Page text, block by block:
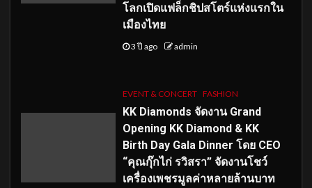
โลกเปิดแฟล็กชิปสโตร์แห่งแรกใน
เมืองไทย
3 ปี ago admin
EVENT & CONCERT FASHION
KK Diamonds จัดงาน Grand
Opening KK Diamond & KK
Birth Day Gala Dinner โดย CEO
“คุณกุ๊กไก่ รวิสรา” จัดงานโชว์
เครื่องเพชรมูลค่าหลายล้านบาท